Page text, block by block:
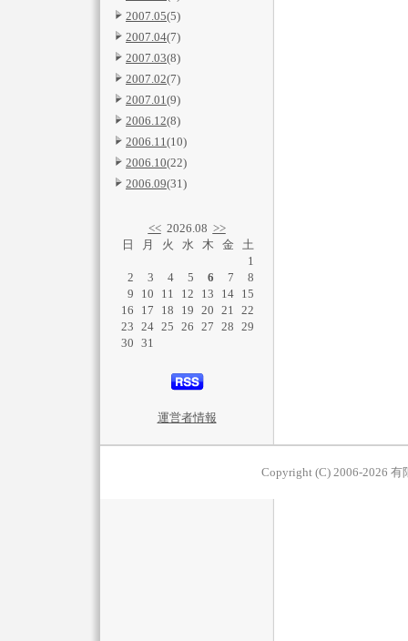
2007.05(5)
2007.04(7)
2007.03(8)
2007.02(7)
2007.01(9)
2006.12(8)
2006.11(10)
2006.10(22)
2006.09(31)
<<2026.08 >>
日
2
9
16
23
30
月
3
10
17
24
31
火
4
11
18
25
水
5
12
19
26
木
6
13
20
27
金
7
14
21
28
土
1
8
15
22
29
運営者情報
Copyright (C) 2006-2026